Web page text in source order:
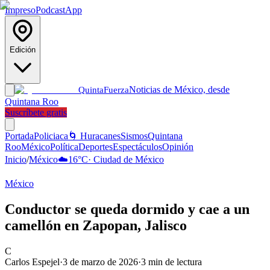
ImpresoPodcastApp
Edición
QuintaFuerzaNoticias de México, desde
Quintana Roo
Suscríbete gratis
PortadaPoliciaca 🌀 HuracanesSismosQuintana
RooMéxicoPolíticaDeportesEspectáculosOpinión
Inicio/México☁️16°C· Ciudad de México
México
Conductor se queda dormido y cae a un
camellón en Zapopan, Jalisco
C
Carlos Espejel·3 de marzo de 2026·3 min de lectura